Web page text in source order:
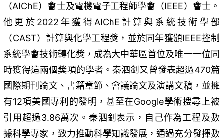
（AIChE）會士及電機電子工程師學會（IEEE）會士。
他更於2022年獲得AIChE計算與系統技術學部
（CAST）計算與化學工程獎，並於同年獲頒IEEE控制
系統學會技術轉化獎，成為大中華區首位及唯一一位同
時獲得這兩個獎項的學者。秦泗釗又曾發表超過470篇
國際期刊論文、書籍章節、會議論文及演講文稿，並擁
有12項美國專利的發明，甚至在Google學術搜尋上被
引用超過3.86萬次。秦泗釗表示，自己作為工程及數
據科學專家，致力推動科學知識發展，通過充分發揮數